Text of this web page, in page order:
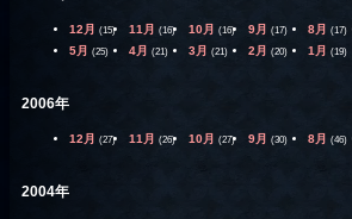
12月 (15) 11月 (16) 10月 (16) 9月 (17) 8月 (17)
5月 (25) 4月 (21) 3月 (21) 2月 (20) 1月 (19)
2006年
12月 (27) 11月 (26) 10月 (27) 9月 (30) 8月 (46)
2004年